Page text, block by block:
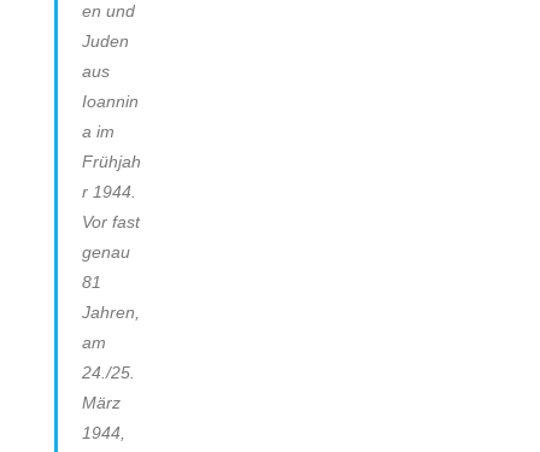
en und
Juden
aus
Ioannin
a im
Frühjah
r 1944.
Vor fast
genau
81
Jahren,
am
24./25.
März
1944,